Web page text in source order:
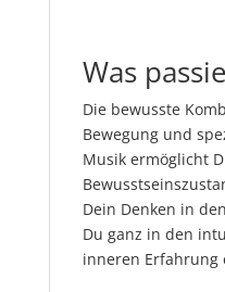
Was
Die bewusste
Bewegung und
Musik ermöglicht
Dein Denken in
Du ganz in den
inneren Erfahrung